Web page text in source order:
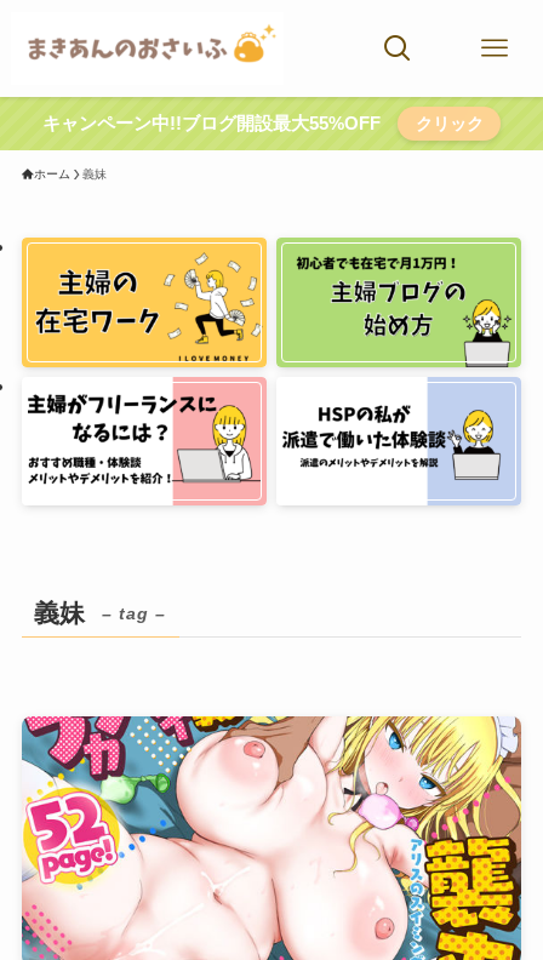
キャンペーン中!!ブログ開設最大55%OFF クリック
ホーム 義妹
義妹 – tag –